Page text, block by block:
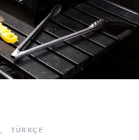
TÜRKÇE